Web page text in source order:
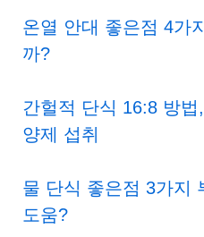
온열 안대 좋은점 4가
까?
간헐적 단식 16:8 방
양제 섭취
물 단식 좋은점 3가지
도움?